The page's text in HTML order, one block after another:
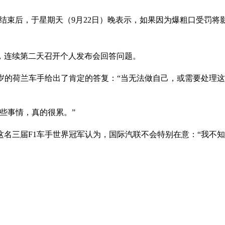
束后，于星期天（9月22日）晚表示，如果因为爆粗口受罚
续第二天召开个人发布会回答问题。
荷兰车手给出了肯定的答复：“当无法做自己，或需要处理
事情，真的很累。”
三届F1车手世界冠军认为，国际汽联不会特别在意：“我不